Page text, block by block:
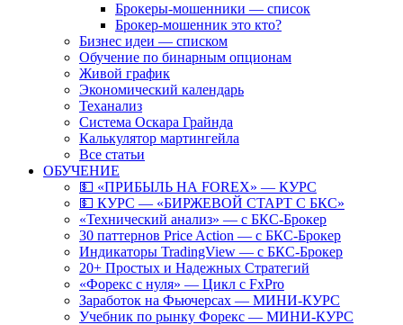
Брокеры-мошенники — список
Брокер-мошенник это кто?
Бизнес идеи — списком
Обучение по бинарным опционам
Живой график
Экономический календарь
Теханализ
Система Оскара Грайнда
Калькулятор мартингейла
Все статьи
ОБУЧЕНИЕ
💵 «ПРИБЫЛЬ НА FOREX» — КУРС
💵 КУРС — «БИРЖЕВОЙ СТАРТ С БКС»
«Технический анализ» — с БКС-Брокер
30 паттернов Price Action — с БКС-Брокер
Индикаторы TradingView — с БКС-Брокер
20+ Простых и Надежных Стратегий
«Форекс с нуля» — Цикл с FxPro
Заработок на Фьючерсах — МИНИ-КУРС
Учебник по рынку Форекс — МИНИ-КУРС